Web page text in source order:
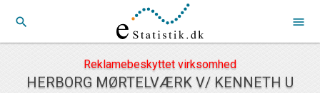
search menu
Reklamebeskyttet virksomhed
HERBORG MØRTELVÆRK V/ KENNETH U